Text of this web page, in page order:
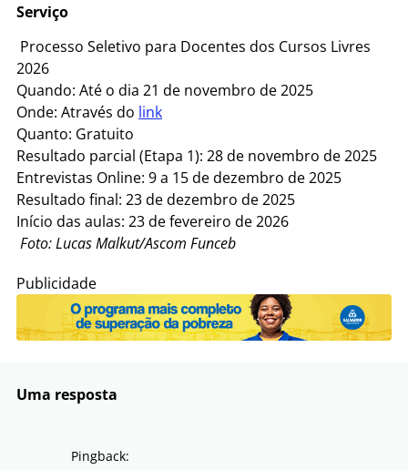
Serviço
Processo Seletivo para Docentes dos Cursos Livres
2026
Quando: Até o dia 21 de novembro de 2025
Onde: Através do link
Quanto: Gratuito
Resultado parcial (Etapa 1): 28 de novembro de 2025
Entrevistas Online: 9 a 15 de dezembro de 2025
Resultado final: 23 de dezembro de 2025
Início das aulas: 23 de fevereiro de 2026
Foto: Lucas Malkut/Ascom Funceb
Publicidade
Uma resposta
Pingback: